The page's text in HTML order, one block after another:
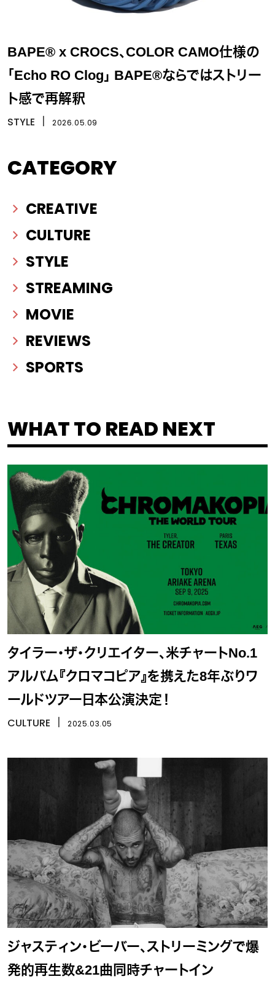
BAPE® x CROCS、COLOR CAMO仕様の
「Echo RO Clog」 BAPE®ならではストリー
ト感で再解釈
STYLE 2026.05.09
CATEGORY
CREATIVE
CULTURE
STYLE
STREAMING
MOVIE
REVIEWS
SPORTS
WHAT TO READ NEXT
タイラー・ザ・クリエイター、米チャートNo.1
アルバム『クロマコピア』を携えた8年ぶりワ
ールドツアー日本公演決定！
CULTURE 2025.03.05
ジャスティン・ビーバー、ストリーミングで爆
発的再生数&21曲同時チャートイン